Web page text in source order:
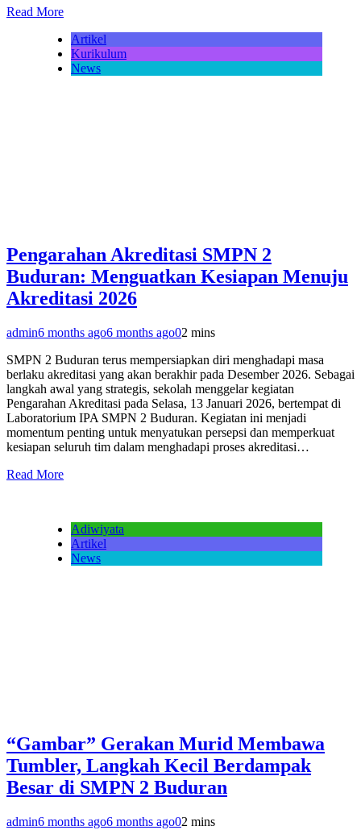
Read More
Artikel
Kurikulum
News
Pengarahan Akreditasi SMPN 2
Buduran: Menguatkan Kesiapan Menuju
Akreditasi 2026
admin6 months ago6 months ago02 mins
SMPN 2 Buduran terus mempersiapkan diri menghadapi masa
berlaku akreditasi yang akan berakhir pada Desember 2026. Sebagai
langkah awal yang strategis, sekolah menggelar kegiatan
Pengarahan Akreditasi pada Selasa, 13 Januari 2026, bertempat di
Laboratorium IPA SMPN 2 Buduran. Kegiatan ini menjadi
momentum penting untuk menyatukan persepsi dan memperkuat
kesiapan seluruh tim dalam menghadapi proses akreditasi…
Read More
Adiwiyata
Artikel
News
“Gambar” Gerakan Murid Membawa
Tumbler, Langkah Kecil Berdampak
Besar di SMPN 2 Buduran
admin6 months ago6 months ago02 mins